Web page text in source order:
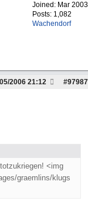
Joined: Mar 2003
Posts: 1,082
Wachendorf
#97987
2006 21:12
<img
graemlins/klugs